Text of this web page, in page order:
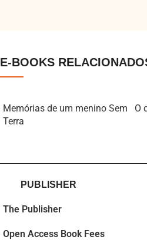
E-BOOKS
Memórias de um menino Sem
Terra
O
PUBLISHER
The Publisher
Open Access Book Fees